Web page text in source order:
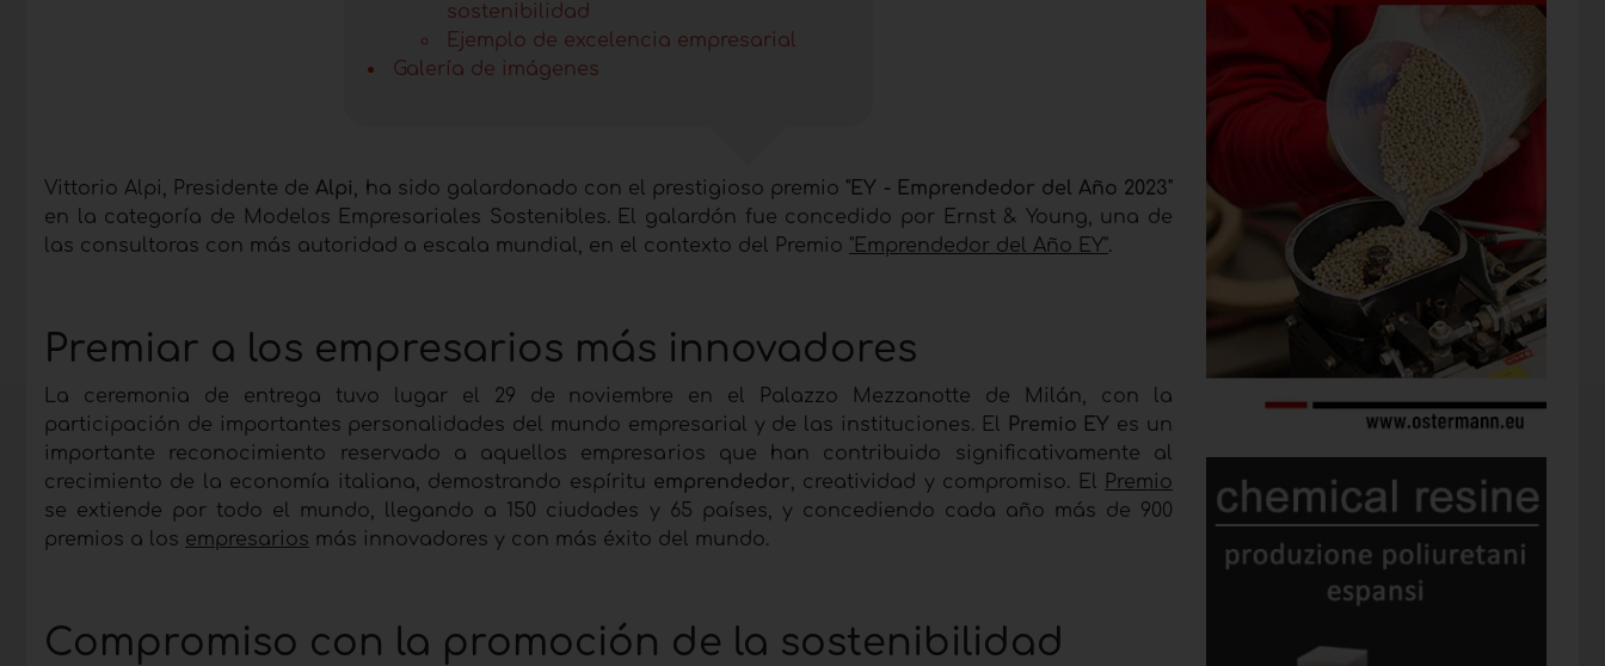
sostenibilidad
Ejemplo de excelencia empresarial
Galería de imágenes
Vittorio Alpi, Presidente deAlpi, ha sido galardonado con el prestigioso premio "EY - Emprendedor del Año 2023"
en la categoría de Modelos Empresariales Sostenibles. El galardón fue concedido por Ernst & Young, una de
las consultoras con más autoridad a escala mundial, en el contexto del Premio "Emprendedor del Año EY".
Premiar a los empresarios más innovadores
La ceremonia de entrega tuvo lugar el 29 de noviembre en el Palazzo Mezzanotte de Milán, con la
participación de importantes personalidades del mundo empresarial y de las instituciones. El Premio EY es un
importante reconocimiento reservado a aquellos empresarios que han contribuido significativamente al
crecimiento de la economía italiana, demostrando espíritu emprendedor, creatividad y compromiso. El Premio
se extiende por todo el mundo, llegando a 150 ciudades y 65 países, y concediendo cada año más de 900
premios a los empresarios más innovadores y con más éxito del mundo.
Compromiso con la promoción de la sostenibilidad